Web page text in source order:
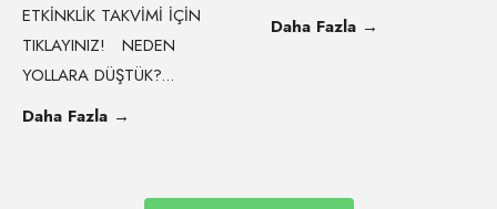
ETKİNKLİK TAKVİMİ İÇİN
TIKLAYINIZ! NEDEN
YOLLARA DÜŞTÜK?...
Daha Fazla →
Daha Fazla →